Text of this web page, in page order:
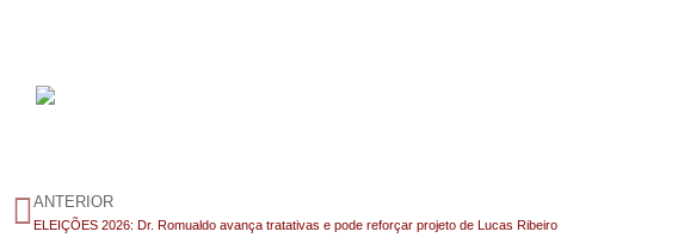
ANTERIOR
ELEIÇÕES 2026: Dr. Romualdo avança tratativas e pode reforçar projeto de Lucas Ribeiro